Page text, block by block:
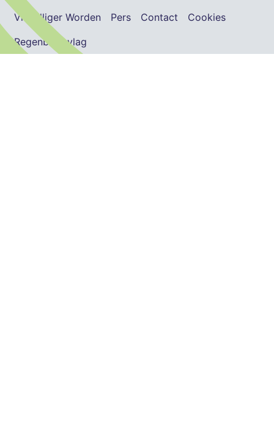
Vrijwilliger Worden
Pers Contact
Cookies
Regenboogvlag